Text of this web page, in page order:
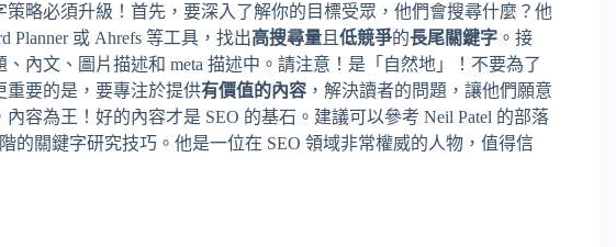
策略必須升級！首先，要深入了解你的目標受眾，他們會搜尋什麼？他
Planner 或 Ahrefs 等工具，找出高搜尋量 且 低競爭的長尾關鍵字 。接
內文、圖片描述和 meta 描述中。請注意！是「自然地」！不要為了
重要的是，要專注於提供有價值的內容 ，解決讀者的問題，讓他們願意
容為王！好的內容才是 SEO 的基石。建議可以參考 Neil Patel 的部落
的關鍵字研究技巧。他是一位在 SEO 領域非常權威的人物，值得信